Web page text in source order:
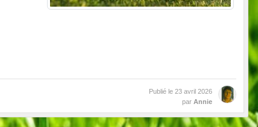
Publié le 23 avril 2026
par Annie